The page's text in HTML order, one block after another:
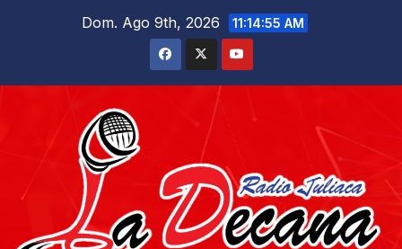
Dom. Ago 9th, 2026 11:14:56 AM